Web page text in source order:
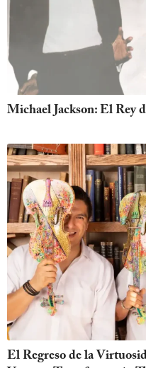
Michael Jackson: El Rey
El Regreso de la